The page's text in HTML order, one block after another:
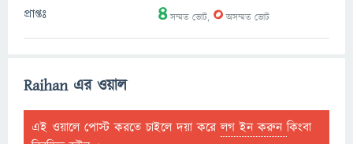
প্রাপ্তঃ 4সম্মত ভোট, 0অসম্মত ভোট
Raihan এর ওয়াল
এই ওয়ালে পোস্ট করতে চাইলে দয়া করেলগ ইন করুনকিংবা